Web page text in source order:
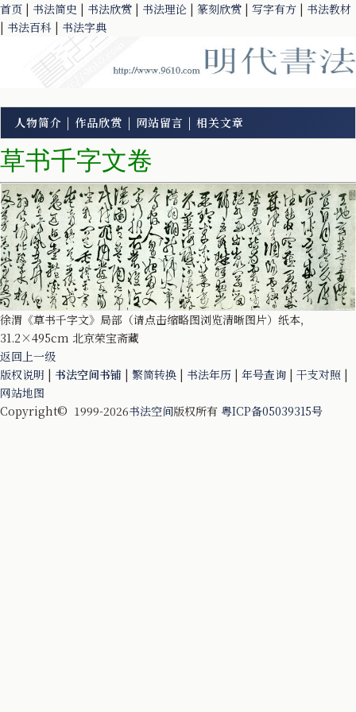
首页 | 书法简史 | 书法欣赏 | 书法理论 | 篆刻欣赏 | 写字有方 | 书法教材
| 书法百科 | 书法字典
人物简介 | 作品欣赏 | 网站留言 | 相关文章
草书千字文卷
徐渭《草书千字文》局部（请点击缩略图浏览清晰图片）纸本，
31.2×495cm 北京荣宝斋藏
返回上一级
版权说明 | 书法空间书铺 | 繁简转换 | 书法年历 | 年号查询 | 干支对照 |
网站地图
Copyright© 1999-2026书法空间版权所有 粤ICP备05039315号